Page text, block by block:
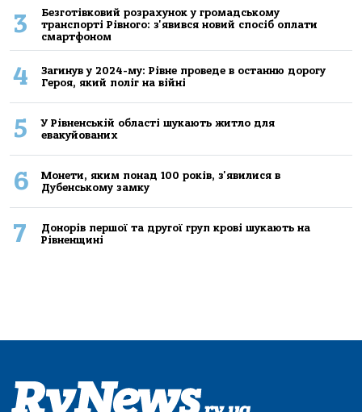
3
Безготівковий розрахунок у громадському
транспорті Рівного: з'явився новий спосіб оплати
смартфоном
4
Загинув у 2024-му: Рівне проведе в останню дорогу
Героя, який поліг на війні
5
У Рівненській області шукають житло для
евакуйованих
6
Монети, яким понад 100 років, з'явилися в
Дубенському замку
7
Донорів першої та другої груп крові шукають на
Рівненщині